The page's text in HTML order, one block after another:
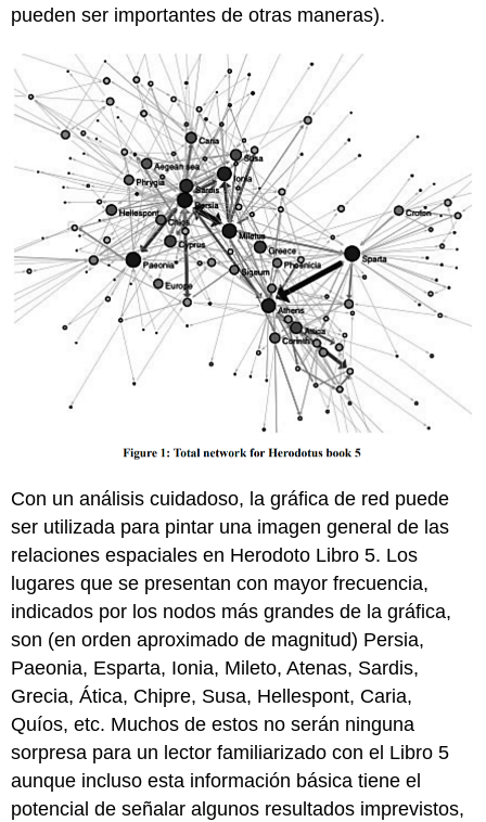
pueden ser importantes de otras maneras).
Con un análisis cuidadoso, la gráfica de red puede
ser utilizada para pintar una imagen general de las
relaciones espaciales en Herodoto Libro 5. Los
lugares que se presentan con mayor frecuencia,
indicados por los nodos más grandes de la gráfica,
son (en orden aproximado de magnitud) Persia,
Paeonia, Esparta, Ionia, Mileto, Atenas, Sardis,
Grecia, Ática, Chipre, Susa, Hellespont, Caria,
Quíos, etc. Muchos de estos no serán ninguna
sorpresa para un lector familiarizado con el Libro 5
aunque incluso esta información básica tiene el
potencial de señalar algunos resultados imprevistos,